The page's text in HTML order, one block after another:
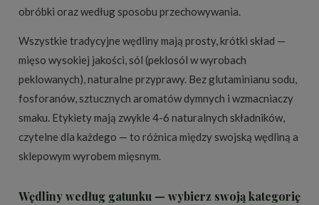
obróbki oraz według sposobu przechowywania.
Wszystkie tradycyjne wędliny mają prosty, krótki skład —
mięso wysokiej jakości, sól (peklosól w wyrobach
peklowanych), naturalne przyprawy. Bez glutaminianu sodu,
fosforanów, sztucznych aromatów dymnych i wzmacniaczy
smaku. Etykiety mają zwykle 4-6 naturalnych składników,
czytelne dla każdego — to różnica między swojską wędliną a
sklepowym wyrobem mięsnym.
Wędliny według gatunku — wybierz swoją kategorię